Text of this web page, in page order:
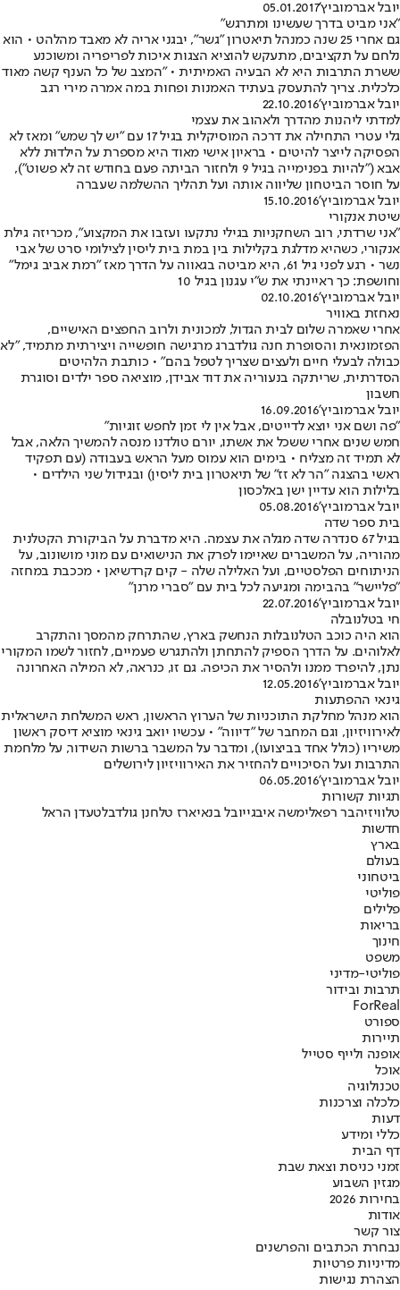
יובל אברמוביץ'05.01.2017
"אני מביט בדרך שעשינו ומתרגש"
גם אחרי 25 שנה כמנהל תיאטרון "גשר", יבגני אריה לא מאבד מהלהט • הוא
נלחם על תקציבים, מתעקש להוציא הצגות איכות לפריפריה ומשוכנע
ששרת התרבות היא לא הבעיה האמיתית • "המצב של כל הענף קשה מאוד
כלכלית. צריך להתעסק בעתיד האמנות ופחות במה אמרה מירי רגב
יובל אברמוביץ'22.10.2016
למדתי ליהנות מהדרך ולאהוב את עצמי
גלי עטרי התחילה את דרכה המוסיקלית בגיל 17 עם "יש לך שמש" ומאז לא
הפסיקה לייצר להיטים • בראיון אישי מאוד היא מספרת על הילדוּת ללא
אבא ("להיות בפנימייה בגיל 9 ולחזור הביתה פעם בחודש זה לא פשוט"),
על חוסר הביטחון שליווה אותה ועל תהליך ההשלמה שעברה
יובל אברמוביץ'15.10.2016
שיטת אנקורי
"אני שרדתי, רוב השחקניות בגילי נתקעו ועזבו את המקצוע", מכריזה גילת
אנקורי, כשהיא מדלגת בקלילות בין במת בית ליסין לצילומי סרט של אבי
נשר • רגע לפני גיל 61, היא מביטה בגאווה על הדרך מאז "רמת אביב גימל"
וחושפת: כך ראיינתי את ש"י עגנון בגיל 10
יובל אברמוביץ'02.10.2016
נאחזת באוויר
אחרי שאמרה שלום לבית הגדול, למכונית ולרוב החפצים האישיים,
הפזמונאית והסופרת חנה גולדברג מרגישה חופשייה ויצירתית מתמיד, "לא
כבולה לבעלי חיים ולעצים שצריך לטפל בהם" • כותבת הלהיטים
הסדרתית, שריתקה בנעוריה את דוד אבידן, מוציאה ספר ילדים וסוגרת
חשבון
יובל אברמוביץ'16.09.2016
"פה ושם אני יוצא לדייטים, אבל אין לי זמן לחפש זוגיות"
חמש שנים אחרי ששכל את אשתו, יורם טולדנו מנסה להמשיך הלאה, אבל
לא תמיד זה מצליח • בימים הוא עמוס מעל הראש בעבודה (עם תפקיד
ראשי בהצגה "הר לא זז" של תיאטרון בית ליסין) ובגידול שני הילדים •
בלילות הוא עדיין ישן באלכסון
יובל אברמוביץ'05.08.2016
בית ספר שדה
בגיל 67 סנדרה שדה מגלה את עצמה. היא מדברת על הביקורת הקטלנית
מהוריה, על המשברים שאיימו לפרק את הנישואים עם מוני מושונוב, על
הניתוחים הפלסטיים, ועל האלילה שלה - קים קרדשיאן • מככבת במחזה
"פליישר" בהבימה ומגיעה לכל בית עם "סברי מרנן"
יובל אברמוביץ'22.07.2016
חי בטלנובלה
הוא היה כוכב הטלנובלות הנחשק בארץ, שהתרחק מהמסך והתקרב
לאלוהים. על הדרך הספיק להתחתן ולהתגרש פעמיים, לחזור לשמו המקורי
נתן, להיפרד ממנו ולהסיר את הכיפה. גם זו, כנראה, לא המילה האחרונה
יובל אברמוביץ'12.05.2016
גינאי ההפתעות
הוא מנהל מחלקת התוכניות של הערוץ הראשון, ראש המשלחת הישראלית
לאירוויזיון, וגם המחבר של "דיווה" • עכשיו יואב גינאי מוציא דיסק ראשון
משיריו (כולל אחד בביצועו), ומדבר על המשבר ברשות השידור, על מלחמת
התרבות ועל הסיכויים להחזיר את האירוויזיון לירושלים
יובל אברמוביץ'06.05.2016
תגיות קשורות
טלוויזיהבר רפאלימשה איבגייובל בנאיארז טלחנן גולדבלטעדן הראל
חדשות
בארץ
בעולם
ביטחוני
פוליטי
פלילים
בריאות
חינוך
משפט
פוליטי-מדיני
תרבות ובידור
ForReal
ספורט
תיירות
אופנה ולייף סטייל
אוכל
טכנולוגיה
כלכלה וצרכנות
דעות
כללי ומידע
דף הבית
זמני כניסת וצאת שבת
מגזין השבוע
בחירות 2026
אודות
צור קשר
נבחרת הכתבים והפרשנים
מדיניות פרטיות
הצהרת נגישות